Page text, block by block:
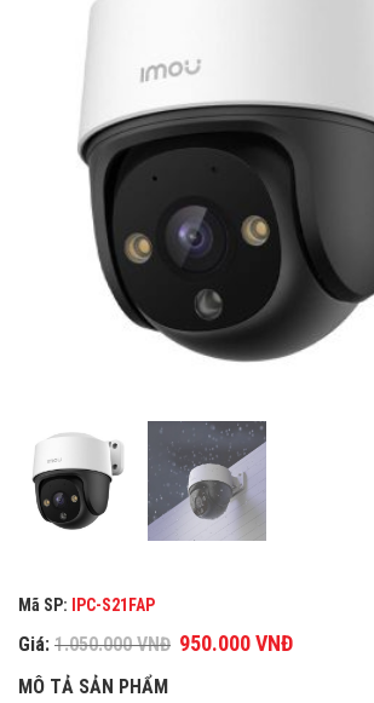
Mã SP: IPC-S21FAP
Giá: 1.050.000VNĐ Giá
950.000VNĐ
MÔ TẢ SẢN PHẨM